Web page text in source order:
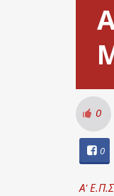
0
0
Α'